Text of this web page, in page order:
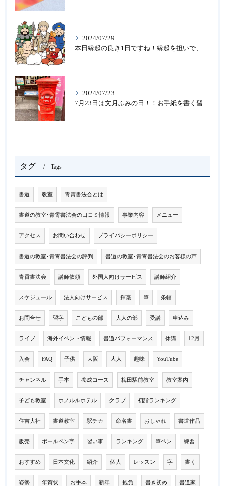
2024/07/29
本日縁起の良き1日ですね！縁起を担いで、新しいことをはじめる♪大人の趣味に書道なら「青霄書法会」
2024/07/23
7月23日は文月ふみの日！！お手紙を書く習慣を…★書道のお稽古なら大阪の書道教室「青霄書法会」
タグ Tags
書道 教室 青霄書法会とは
書道の教室･青霄書法会の口コミ情報 事業内容 メニュー
アクセス お問い合わせ プライバシーポリシー
書道の教室･青霄書法会の評判 書道の教室･青霄書法会のお客様の声
青霄書法会 講師依頼 外国人向けサービス 講師紹介
スケジュール 法人向けサービス 揮毫 筆 条幅
お問合せ 習字 こどもの部 大人の部 受講 申込み
ライブ 海外イベント情報 書道パフォーマンス 休講 12月
入会 FAQ 子供 大阪 大人 趣味 YouTube
チャンネル 手本 養成コース 梅田駅前教室 教室案内
子ども教室 ホノルルホテル クラブ 初詣ランキング
住吉大社 書道教室 駅チカ 命名書 おしゃれ 書道作品
販売 ボールペン字 習い事 ランキング 筆ペン 練習
おすすめ 日本文化 紹介 個人 レッスン 字 書く
姿勢 年賀状 お手本 新年 抱負 書き初め 書道家